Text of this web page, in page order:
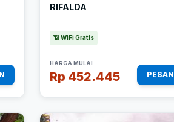
RIFALDA
📶 WiFi Gratis
HARGA MULAI
Rp 452.445 PESAN